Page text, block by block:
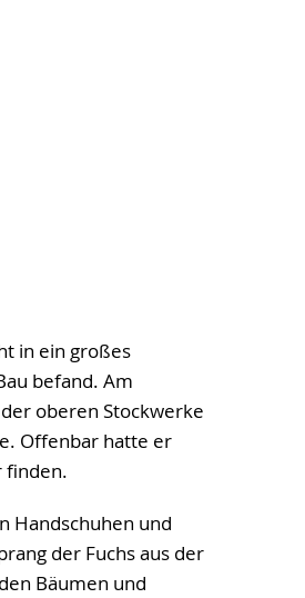
in ein großes
befand. Am
oberen Stockwerke
Offenbar hatte er
finden.
Handschuhen und
der Fuchs aus der
Bäumen und